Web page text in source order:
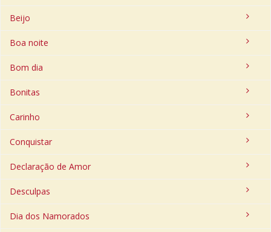
Beijo
Boa noite
Bom dia
Bonitas
Carinho
Conquistar
Declaração de Amor
Desculpas
Dia dos Namorados